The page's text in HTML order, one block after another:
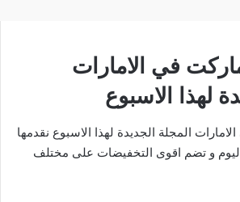
في الامارات
لهذا الاسبوع
المجلة الجديدة لهذا الاسبوع نقدمها
و تضم اقوى التخفيضات على مختلف